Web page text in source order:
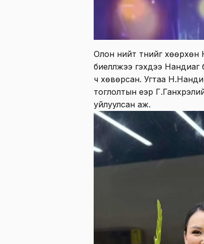
Олон нийт түүнийг
биелүүлжээ гэхдээ Нандиаг
ч хөвөрсан. Угтаа
тоглолтын үеэр
уйлуулсан аж.